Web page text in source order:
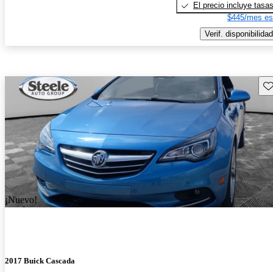
El precio incluye tasas
$445/mes
Verif. disponibilidad
¡Nuevo!
2017 Buick Cascada